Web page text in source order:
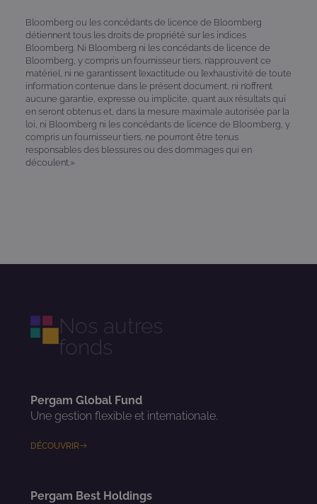
Bloomberg ou les concédants de licence de Bloomberg
détiennent tous les droits de propriété sur les indices
Bloomberg. Ni Bloomberg ni les concédants de licence de
Bloomberg, y compris un fournisseur tiers, n’approuvent ce
matériel, ni ne garantissent l’exactitude ou l’exhaustivité de toute
information contenue dans le présent document, ni n’offrent
aucune garantie, expresse ou implicite, quant aux résultats qui
en seront obtenus et, dans la mesure maximale autorisée par la
loi, ni Bloomberg ni les concédants de licence de Bloomberg, y
compris un fournisseur tiers, ne pourront être tenus
responsables des blessures ou des dommages qui en
découlent.»
Nos autres
fonds
Pergam Global Fund
Une gestion flexible et internationale.
DÉCOUVRIR
Pergam Best Holdings